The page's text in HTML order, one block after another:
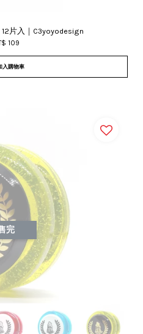
片入｜C3yoyodesign
109
入購物車
完